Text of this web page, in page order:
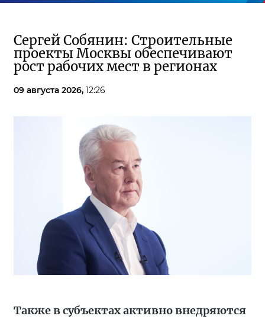
Сергей Собянин: Строительные
проекты Москвы обеспечивают
рост рабочих мест в регионах
09 августа 2026, 12:26
Также в субъектах активно внедряются